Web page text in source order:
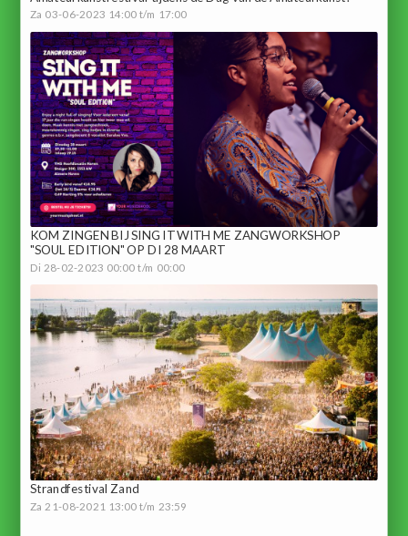
Za 03-06-2023 14:00 t/m 17:00
KOM ZINGEN BIJ SING IT WITH ME ZANGWORKSHOP
"SOUL EDITION" OP DI 28 MAART
Di 28-02-2023 00:00 t/m 00:00
Strandfestival Zand
Za 21-08-2021 13:00 t/m 23:59